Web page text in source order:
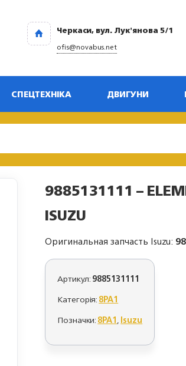
Черкаси, вул. Лук'янова 5/1
ofis@novabus.net
СПЕЦТЕХНІКА ДВИГУНИ
9885131111 –
ISUZU
Оригинальная запчасть Isuzu:
Артикул:9885131111
Категорія:8PA1
Позначки:8PA1,Isuzu